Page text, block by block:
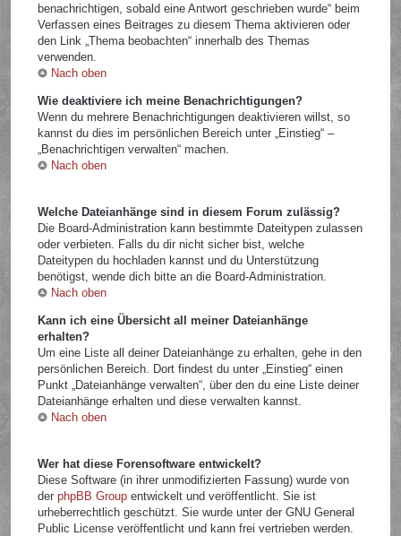
benachrichtigen, sobald eine Antwort geschrieben wurde“ beim
Verfassen eines Beitrages zu diesem Thema aktivieren oder
den Link „Thema beobachten“ innerhalb des Themas
verwenden.
Nach oben
Wie deaktiviere ich meine Benachrichtigungen?
Wenn du mehrere Benachrichtigungen deaktivieren willst, so
kannst du dies im persönlichen Bereich unter „Einstieg“ –
„Benachrichtigen verwalten“ machen.
Nach oben
Welche Dateianhänge sind in diesem Forum zulässig?
Die Board-Administration kann bestimmte Dateitypen zulassen
oder verbieten. Falls du dir nicht sicher bist, welche
Dateitypen du hochladen kannst und du Unterstützung
benötigst, wende dich bitte an die Board-Administration.
Nach oben
Kann ich eine Übersicht all meiner Dateianhänge
erhalten?
Um eine Liste all deiner Dateianhänge zu erhalten, gehe in den
persönlichen Bereich. Dort findest du unter „Einstieg“ einen
Punkt „Dateianhänge verwalten“, über den du eine Liste deiner
Dateianhänge erhalten und diese verwalten kannst.
Nach oben
Wer hat diese Forensoftware entwickelt?
Diese Software (in ihrer unmodifizierten Fassung) wurde von
derphpBB Group entwickelt und veröffentlicht. Sie ist
urheberrechtlich geschützt. Sie wurde unter der GNU General
Public License veröffentlicht und kann frei vertrieben werden.